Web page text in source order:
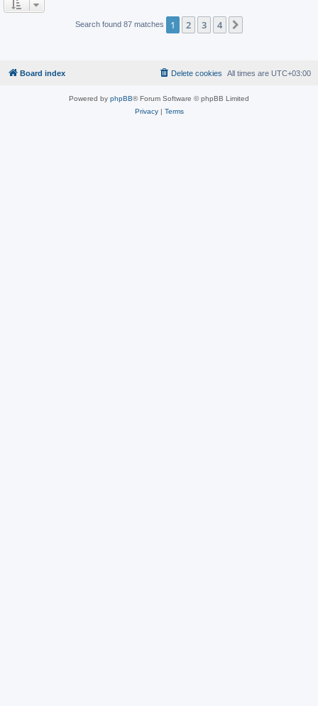
Search found 87 matches 1 2 3 4
Board index All times are UTC+03:00
Delete cookies
Powered by phpBB® Forum Software © phpBB Limited
Privacy| Terms